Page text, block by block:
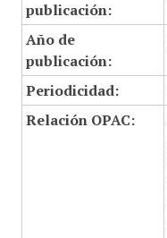
publicación:
Año de
publicación:
Periodicidad:
Relación OPAC: